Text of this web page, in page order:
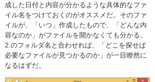
成した日付と内容が分かるような具体的なファ
イル名をつけておくのがオススメだ。そのファ
イルが、「いつ」作成したもので、「どんな内
容なのか」がファイルを開かなくても分かる。
2.のフォルダ名と合わせれば、「どこを探せば
必要なファイルが見つかるのか」が一目瞭然に
なるはずだ。